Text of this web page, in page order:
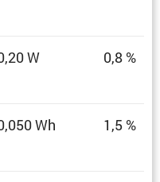
W 0,8 %
Wh 1,5 %